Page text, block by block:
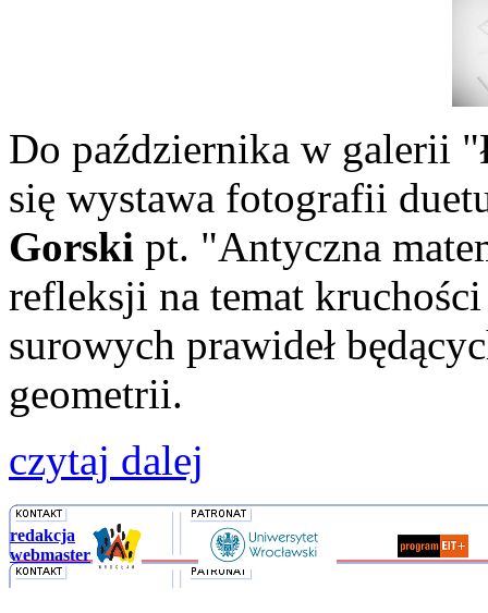
Do października w galerii
się wystawa fotografii
Gorski pt. "Antyczna
refleksji na temat
surowych prawideł
geometrii.
czytaj dalej
redakcja
webmaster